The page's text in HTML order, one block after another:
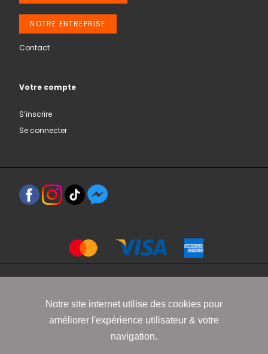
NOTRE ENTREPRISE
Contact
Votre compte
S’inscrire
Se connecter
Conditions générales de vente
confidentialité
Notre site internet utilise des cookies pour
améliorer l'expérience utilisateur & votre
navigation.